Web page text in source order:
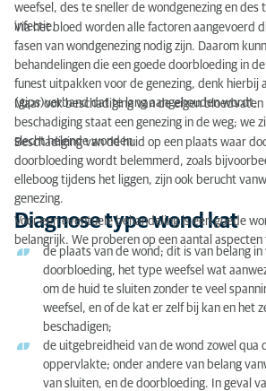
weefsel, des te sneller de wondgenezing en des
infectie.
Via het bloed worden alle factoren aangevoerd
fasen van wondgenezing nodig zijn. Daarom
behandelingen die een goede doorbloeding in
funest uitpakken voor de genezing, denk hierbij
(gips)verband dat te lang aangehouden wordt.
Maar ook beschadiging van de eigen
beschadiging staat een genezing in de weg; we
slecht helende wonden.
Beschadiging van de huid op een plaats waar
doorbloeding wordt belemmerd, zoals
elleboog tijdens het liggen, zijn ook berucht
genezing.
Diagnose type wond kat
Voor een eventuele behandeling is een goede
belangrijk. We proberen op een aantal
de plaats van de wond; dit is van belang
doorbloeding, het type weefsel wat
om de huid te sluiten zonder te veel
weefsel, en of de kat er zelf bij kan en het
beschadigen;
de uitgebreidheid van de wond zowel qua
oppervlakte; onder andere van belang
van sluiten, en de doorbloeding. In geval